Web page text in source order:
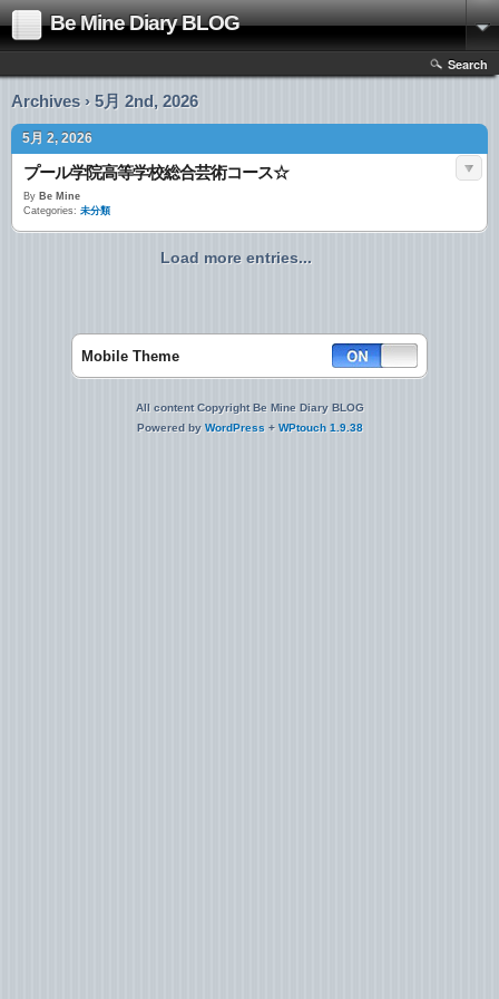
Be Mine Diary BLOG
Search
Archives › 5月 2nd, 2026
5月 2, 2026
プール学院高等学校総合芸術コース☆
By Be Mine
Categories: 未分類
Load more entries...
Mobile Theme
All content Copyright Be Mine Diary BLOG
Powered by WordPress + WPtouch 1.9.38